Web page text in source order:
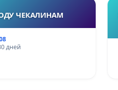
ЧЕКАЛИНАМ
дней